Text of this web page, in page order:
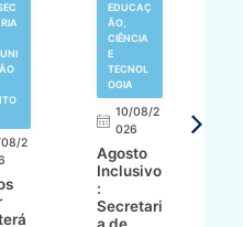
2
EDUCAÇ
ÃO,
CIÊNCIA
E
TECNOL
OGIA
10/08/2
026
Agosto
Inclusivo
:
Secretari